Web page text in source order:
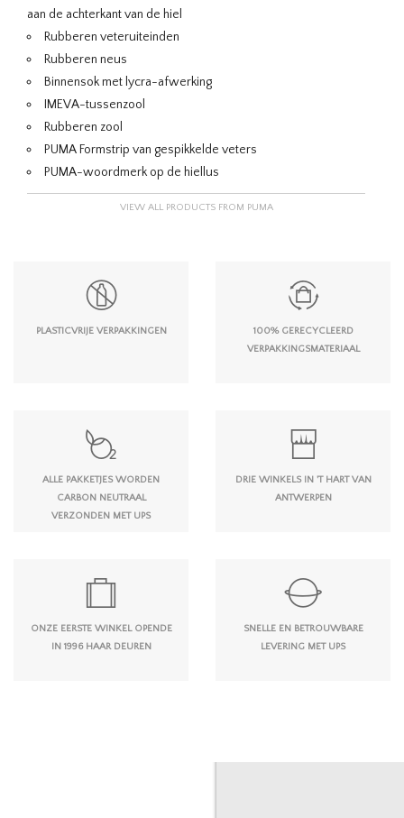
aan de achterkant van de hiel
Rubberen veteruiteinden
Rubberen neus
Binnensok met lycra-afwerking
IMEVA-tussenzool
Rubberen zool
PUMA Formstrip van gespikkelde veters
PUMA-woordmerk op de hiellus
VIEW ALL PRODUCTS FROM PUMA
PLASTICVRIJE VERPAKKINGEN
100% GERECYCLEERD
VERPAKKINGSMATERIAAL
ALLE PAKKETJES WORDEN
CARBON NEUTRAAL
VERZONDEN MET UPS
DRIE WINKELS IN 'T HART VAN
ANTWERPEN
ONZE EERSTE WINKEL OPENDE
IN 1996 HAAR DEUREN
SNELLE EN BETROUWBARE
LEVERING MET UPS